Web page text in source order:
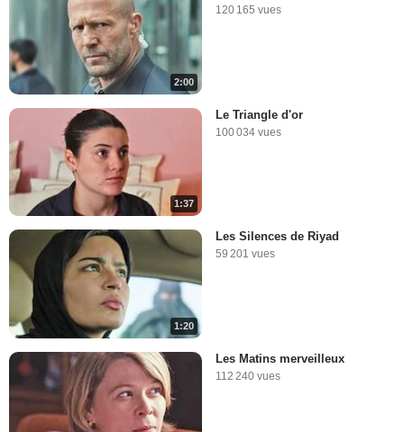
2:00
120 165 vues
1:37
Le Triangle d'or
100 034 vues
1:20
Les Silences de Riyad
59 201 vues
Les Matins merveilleux
112 240 vues